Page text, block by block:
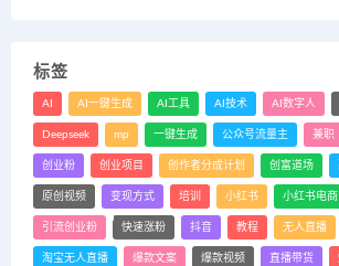
标签
AI AI一键生成 AI工具 AI技术 AI数字人
Deepseek mp 一键生成 公众号流量主 兼职
创业粉 创业项目 创作者分成计划 创富道场
原创视频 变现方式 培训 小红书 小红书电商
引流创业粉 快速涨粉 抖音 教程 无人直播
淘宝无人直播 爆款文案 爆款视频 直播带货